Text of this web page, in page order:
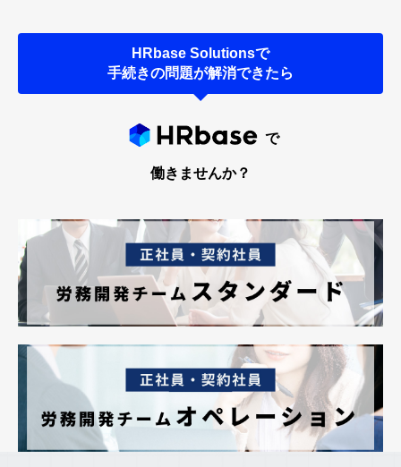
HRbase Solutionsで
手続きの問題が解消できたら
で
働きませんか？